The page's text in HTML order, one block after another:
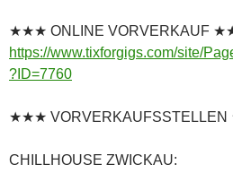
★★★ ONLINE VORVERKAUF
https://www.tixforgigs.com/site/
?ID=7760
★★★
CHILLHOUSE ZWICKAU: